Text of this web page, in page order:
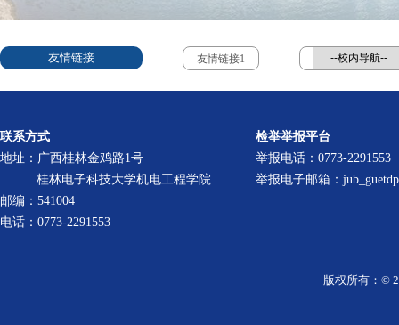
友情链接 友情链接1
联系方式
地址：广西桂林金鸡路1号
桂林电子科技大学机电工程学院
邮编：541004
电话：0773-2291553
检举举报平台
举报电话：0773-2291553
举报电子邮箱：
版权所有：©